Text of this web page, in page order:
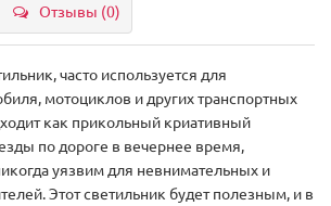
Отзывы (0)
часто используется для
мотоциклов и других транспортных
как прикольный криативный
по дороге в вечернее время,
уязвим для невнимательных и
Этот светильник будет полезным, и в